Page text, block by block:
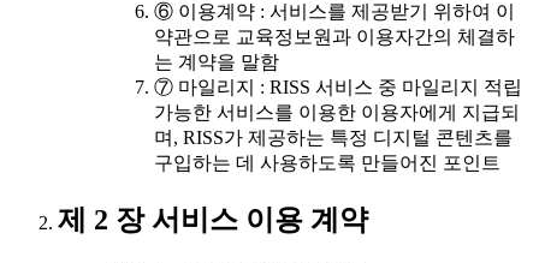
⑥ 이용계약 : 서비스를 제공받기 위하여 이
약관으로 교육정보원과 이용자간의 체결하
는 계약을 말함
⑦ 마일리지 : RISS 서비스 중 마일리지 적립
가능한 서비스를 이용한 이용자에게 지급되
며, RISS가 제공하는 특정 디지털 콘텐츠를
구입하는 데 사용하도록 만들어진 포인트
제 2 장 서비스 이용 계약